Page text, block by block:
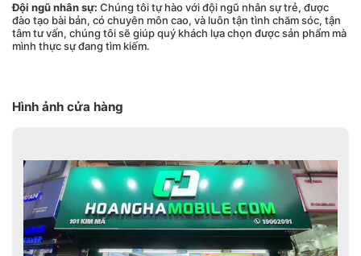
Đội ngũ nhân sự: Chúng tôi tự hào với đội ngũ nhân sự trẻ, được
đào tạo bài bản, có chuyên môn cao, và luôn tận tình chăm sóc, tận
tâm tư vấn, chúng tôi sẽ giúp quý khách lựa chọn được sản phẩm mà
mình thực sự đang tìm kiếm.
Hình ảnh cửa hàng